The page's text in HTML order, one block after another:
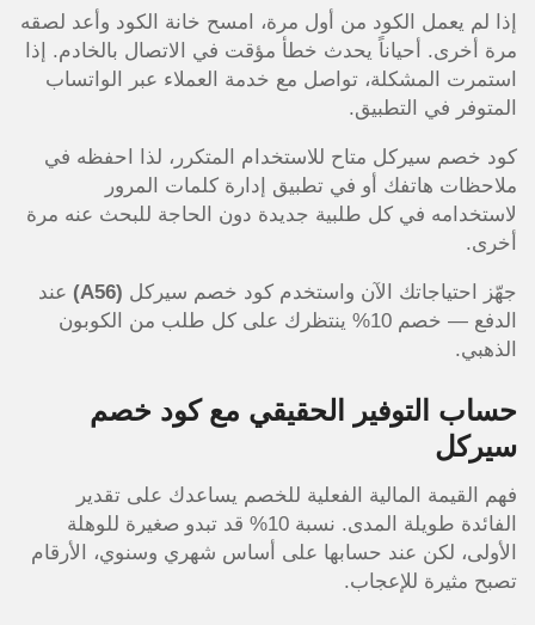
إذا لم يعمل الكود من أول مرة، امسح خانة الكود وأعد لصقه
مرة أخرى. أحياناً يحدث خطأ مؤقت في الاتصال بالخادم. إذا
استمرت المشكلة، تواصل مع خدمة العملاء عبر الواتساب
المتوفر في التطبيق.
كود خصم سيركل متاح للاستخدام المتكرر، لذا احفظه في
ملاحظات هاتفك أو في تطبيق إدارة كلمات المرور
لاستخدامه في كل طلبية جديدة دون الحاجة للبحث عنه مرة
أخرى.
جهّز احتياجاتك الآن واستخدم كود خصم سيركل (A56)
عند
الدفع — خصم 10% ينتظرك على كل طلب من الكوبون
الذهبي.
حساب التوفير الحقيقي مع كود خصم
سيركل
فهم القيمة المالية الفعلية للخصم يساعدك على تقدير
الفائدة طويلة المدى. نسبة 10% قد تبدو صغيرة للوهلة
الأولى، لكن عند حسابها على أساس شهري وسنوي، الأرقام
تصبح مثيرة للإعجاب.